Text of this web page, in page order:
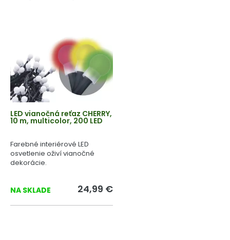
LED vianočná reťaz CHERRY,
10 m, multicolor, 200 LED
Farebné interiérové LED
osvetlenie oživí vianočné
dekorácie.
NA SKLADE 24,99 €